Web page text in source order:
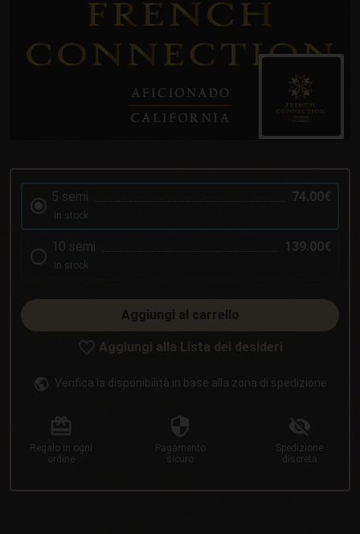
5 semi 74.00€
In stock
10 semi 139.00€
In stock
Aggiungi al carrello
Aggiungi alla Lista dei desideri
Verifica la disponibilità in base alla zona di spedizione
Regalo in ogni
ordine
Pagamento
sicuro
Spedizione
discreta